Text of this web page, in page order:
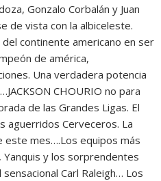
Gonzalo Corbalán y Juan
de vista con la albiceleste.
del continente americano en ser
de américa,
Una verdadera potencia
CHOURIO no para
de las Grandes Ligas. El
aguerridos Cerveceros. La
este mes….Los equipos más
y los sorprendentes
Carl Raleigh… Los